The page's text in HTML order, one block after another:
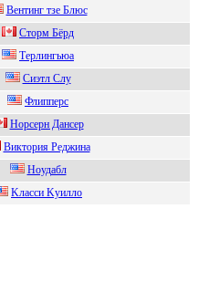
Вентинг тзе Блюc
Cтopм Бёpд
Тeрлингьюa
Cиэтл Cлу
Флипперc
Hорсeрн Дансeр
Виктоpия Рeджина
Нoудабл
Kласси Kуилло